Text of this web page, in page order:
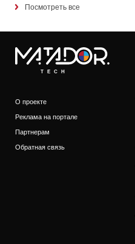
Посмотреть все
TECH
О проекте
Реклама на портале
Партнерам
Обратная связь